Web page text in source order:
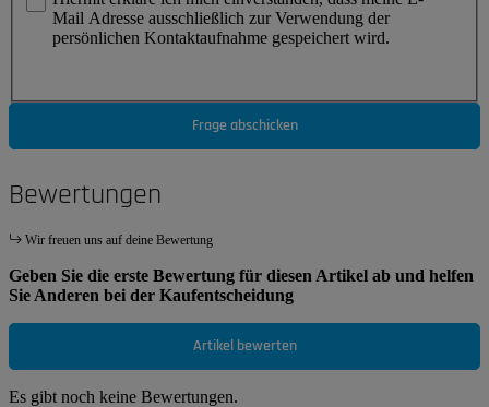
Mail Adresse ausschließlich zur Verwendung der
persönlichen Kontaktaufnahme gespeichert wird.
Frage abschicken
Bewertungen
Wir freuen uns auf deine Bewertung
Geben Sie die erste Bewertung für diesen Artikel ab und helfen
Sie Anderen bei der Kaufentscheidung
Artikel bewerten
Es gibt noch keine Bewertungen.